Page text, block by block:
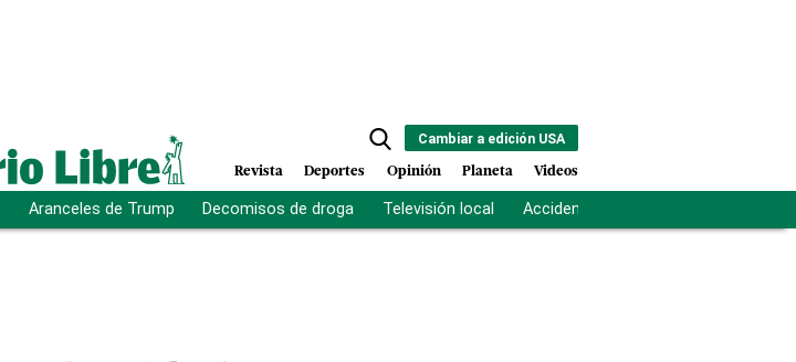
Cambiar a edición USA
Revista Deportes Opinión Planeta Videos
Aranceles de Trump Decomisos de droga Televisión local Accidente Los Ríos